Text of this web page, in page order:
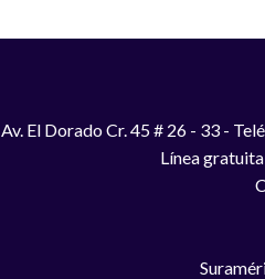
Av. El Dorado Cr. 45 # 26 - 33 -
Línea